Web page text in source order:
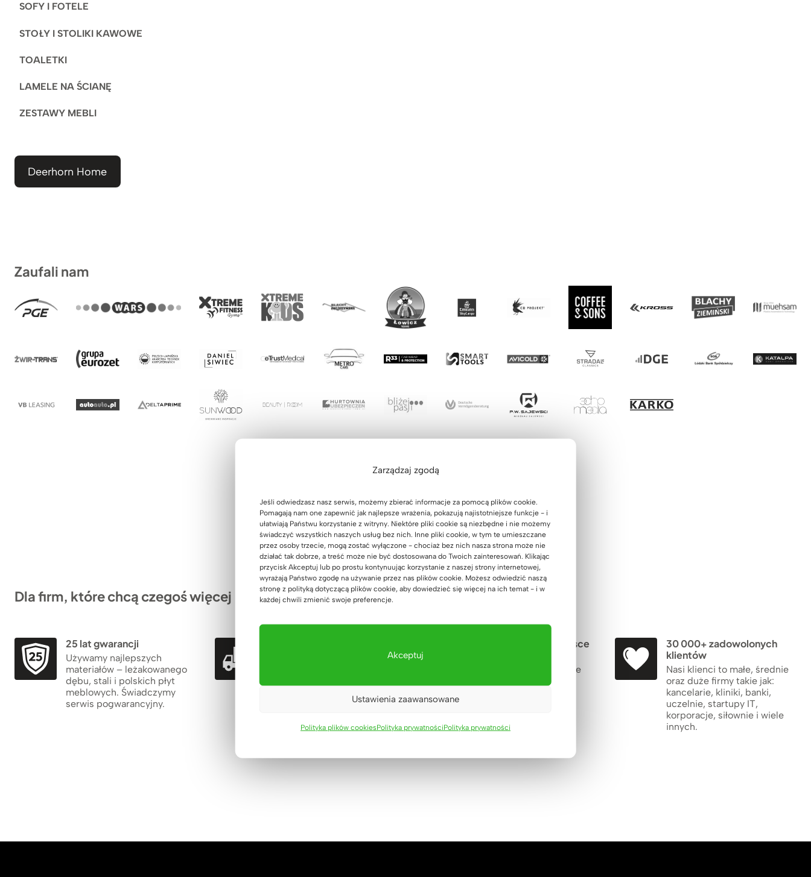
Zarządzaj zgodą
Jeśli odwiedzasz nasz serwis, możemy zbierać informacje za pomocą plików cookie.
Pomagają nam one zapewnić jak najlepsze wrażenia, pokazują najistotniejsze funkcje - i
ułatwiają Państwu korzystanie z witryny. Niektóre pliki cookie są niezbędne i nie możemy
świadczyć wszystkich naszych usług bez nich. Inne pliki cookie, w tym te umieszczane
przez osoby trzecie, mogą zostać wyłączone - chociaż bez nich nasza strona może nie
działać tak dobrze, a treść może nie być dostosowana do Twoich zainteresowań. Klikając
przycisk Akceptuj lub po prostu kontynuując korzystanie z naszej strony internetowej,
wyrażają Państwo zgodę na używanie przez nas plików cookie. Możesz odwiedzić naszą
stronę z polityką dotyczącą plików cookie, aby dowiedzieć się więcej na ich temat - i w
każdej chwili zmienić swoje preferencje.
Akceptuj
Ustawienia zaawansowane
Polityka plików cookiesPolityka prywatnościPolityka prywatności
SOFY I FOTELE
STOŁY I STOLIKI KAWOWE
TOALETKI
LAMELE NA ŚCIANĘ
ZESTAWY MEBLI
Deerhorn Home
Zaufali nam
Dla firm, które chcą czegoś więcej
25 lat gwarancji
Używamy najlepszych
materiałów – leżakowanego
dębu, stali i polskich płyt
meblowych. Świadczymy
serwis pogwarancyjny.
również z opcją wniesienia.
Wyprodukowane w Polsce
własne projekty chronione
prawnie. Zgodność z
30 000+ zadowolonych
klientów
Nasi klienci to małe, średnie
oraz duże firmy takie jak:
kancelarie, kliniki, banki,
uczelnie, startupy IT,
korporacje, siłownie i wiele
innych.